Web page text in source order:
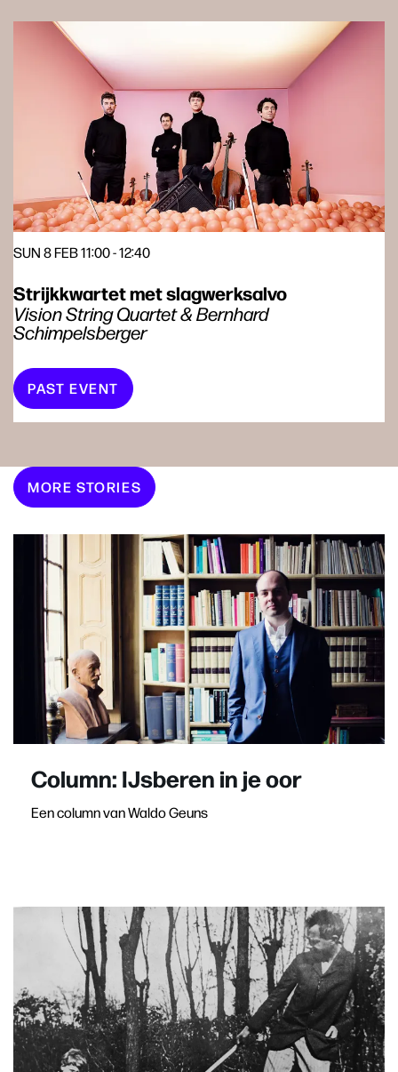
Strijkkwartet met slagwerksalvo
Vision String Quartet & Bernhard
Schimpelsberger
SUN 8 FEB11:00 - 12:40
PAST EVENT
MORE STORIES
Column: IJsberen in je oor
Een column van Waldo Geuns